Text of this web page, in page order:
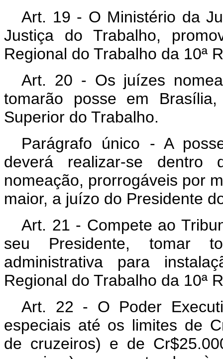
Art. 19 - O Ministério da
Justiça do Trabalho,
Regional do Trabalho da 10ª
Art. 20 - Os juízes
tomarão posse em
Superior do Trabalho.
Parágrafo único - A
deverá realizar-se
nomeação, prorrogáveis por
maior, a juízo do Presidente
Art. 21 - Compete ao
seu Presidente, tomar
administrativa para
Regional do Trabalho da 10ª
Art. 22 - O Poder
especiais até os limites de
de cruzeiros) e de